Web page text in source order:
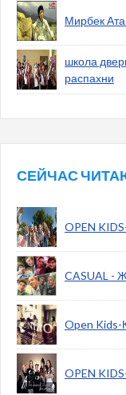
Мирбек
школа
распахни
СЕЙЧАС
OPEN
CASUAL -
Open Kids-
OPEN